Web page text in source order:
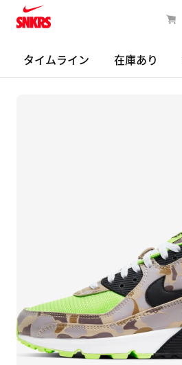
タイムライン 在庫あり